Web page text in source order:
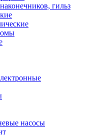
гильз
насосы